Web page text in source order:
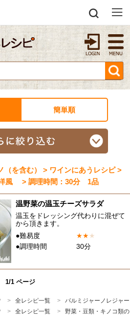
簡単順
（を含む） > ワインにあうレシピ >
洋風 > 調理時間：30分 1品
温野菜の温玉チーズサラダ
温玉をドレッシング代わりに混ぜて
から頂きます。
●難易度
★★★
●調理時間
30分
1/1 ページ
全レシピ一覧
パルミジャーノレジャ
全レシピ一覧 野菜・豆類・キノコ類